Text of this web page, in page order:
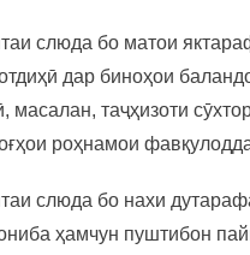
слюда бо матои
дар биноҳои
масалан, таҷҳизоти
роҳнамои
слюда бо нахи
ҳамчун пуштибон